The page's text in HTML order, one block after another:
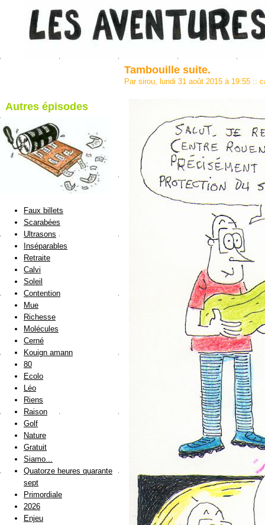
blog de Sirou
Tambouille suite.
Par sirou, lundi 31 août 2015 à 19:55 ::
Autres épisodes
Faux billets
Scarabées
Ultrasons
Inséparables
Retraite
Calvi
Soleil
Contention
Mue
Richesse
Molécules
Cerné
Kouign amann
80
Ecolo
Léo
Riens
Raison
Golf
Nature
Gratuit
Siamo...
Quatorze heures quarante
sept
Primordiale
2026
Enjeu